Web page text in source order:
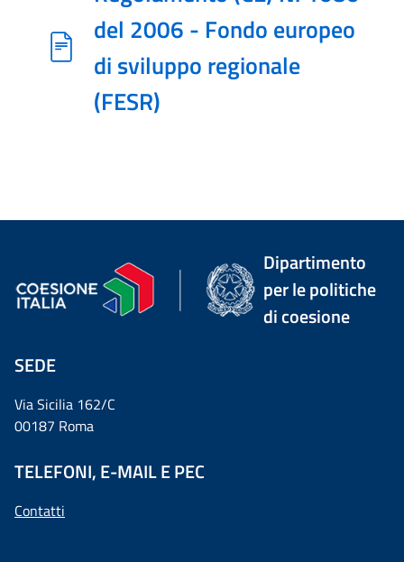
del 2006 - Fondo europeo
di sviluppo regionale
(FESR)
Dipartimento
per le politiche
di coesione
SEDE
Via Sicilia 162/C
00187 Roma
TELEFONI, E-MAIL E PEC
Contatti